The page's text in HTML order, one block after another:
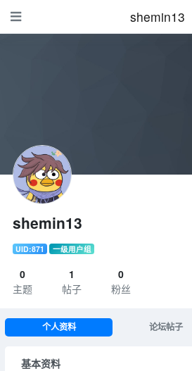
shemin13
shemin13
UID:871 一级用户组
0
主题
1
帖子
0
粉丝
个人资料 论坛帖子
基本资料